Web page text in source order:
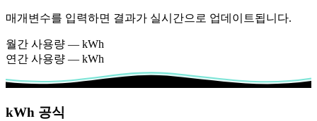
매개변수를 입력하면 결과가 실시간으로 업데이트됩니다.
월간 사용량 — kWh
연간 사용량 — kWh
kWh 공식